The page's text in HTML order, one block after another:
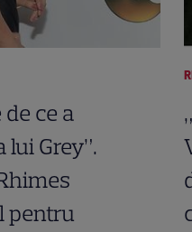
ce a
Grey”.
pentru